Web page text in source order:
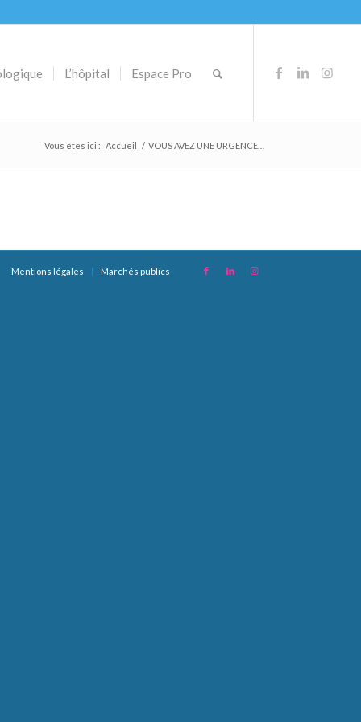
L’hôpital Espace Pro
Vous êtes ici : Accueil / VOUS AVEZ UNE URGENCE…
Mentions légales Marchés publics